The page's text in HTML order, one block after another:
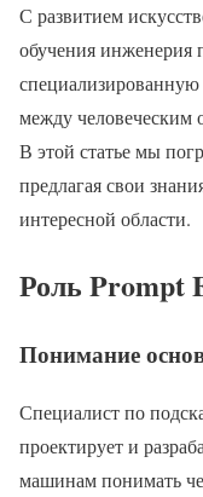
С развитием
обучения инженерия
между
В этой статье мы
предлагая свои
интересной области.
Роль Prompt
Понимание
Специалист по
проектирует и
машинам понимать